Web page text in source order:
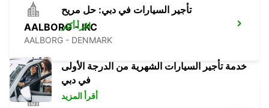
AALBORG - IKC
AALBORG - DENMARK
تأجير السيارات في دبي: حل مريح
اقرأ أكثر
خدمة تأجير السيارات الشهرية من الدرجة الأولى
في دبي
أقرأ المزيد